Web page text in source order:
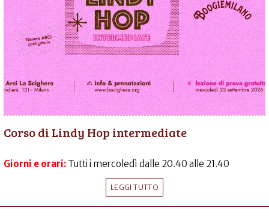
Corso di Lindy Hop intermediate
Giorni e orari: Tutti i mercoledì dalle 20.40 alle 21.40
LEGGI TUTTO